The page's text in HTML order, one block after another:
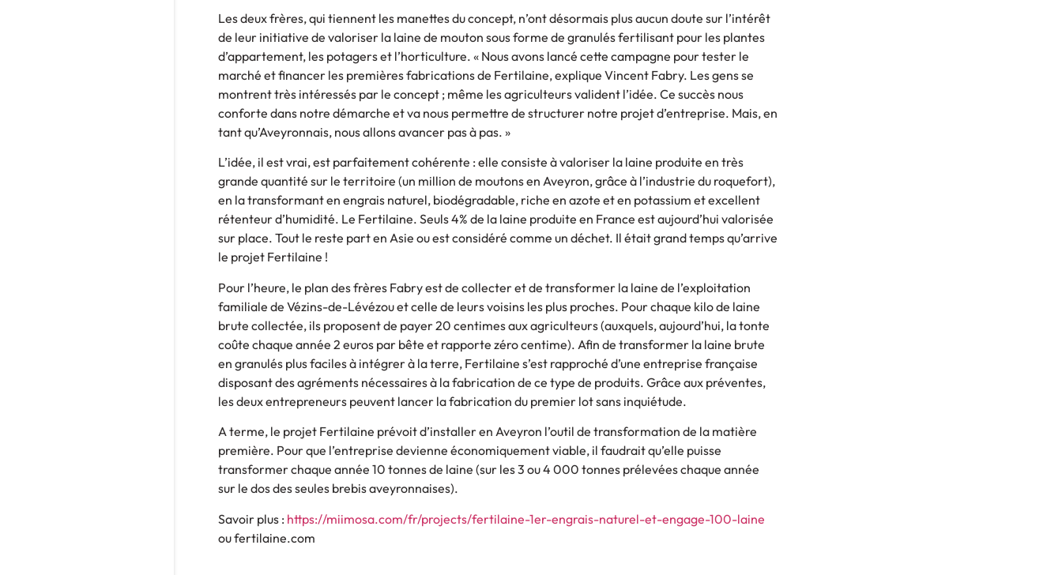
Les deux frères, qui tiennent les manettes du concept, n’ont désormais plus aucun doute sur l’intérêt
de leur initiative de valoriser la laine de mouton sous forme de granulés fertilisant pour les plantes
d’appartement, les potagers et l’horticulture. « Nous avons lancé cette campagne pour tester le
marché et financer les premières fabrications de Fertilaine, explique Vincent Fabry. Les gens se
montrent très intéressés par le concept ; même les agriculteurs valident l’idée. Ce succès nous
conforte dans notre démarche et va nous permettre de structurer notre projet d’entreprise. Mais, en
tant qu’Aveyronnais, nous allons avancer pas à pas. »
L’idée, il est vrai, est parfaitement cohérente : elle consiste à valoriser la laine produite en très
grande quantité sur le territoire (un million de moutons en Aveyron, grâce à l’industrie du roquefort),
en la transformant en engrais naturel, biodégradable, riche en azote et en potassium et excellent
rétenteur d’humidité. Le Fertilaine. Seuls 4% de la laine produite en France est aujourd’hui valorisée
sur place. Tout le reste part en Asie ou est considéré comme un déchet. Il était grand temps qu’arrive
le projet Fertilaine !
Pour l’heure, le plan des frères Fabry est de collecter et de transformer la laine de l’exploitation
familiale de Vézins-de-Lévézou et celle de leurs voisins les plus proches. Pour chaque kilo de laine
brute collectée, ils proposent de payer 20 centimes aux agriculteurs (auxquels, aujourd’hui, la tonte
coûte chaque année 2 euros par bête et rapporte zéro centime). Afin de transformer la laine brute
en granulés plus faciles à intégrer à la terre, Fertilaine s’est rapproché d’une entreprise française
disposant des agréments nécessaires à la fabrication de ce type de produits. Grâce aux préventes,
les deux entrepreneurs peuvent lancer la fabrication du premier lot sans inquiétude.
A terme, le projet Fertilaine prévoit d’installer en Aveyron l’outil de transformation de la matière
première. Pour que l’entreprise devienne économiquement viable, il faudrait qu’elle puisse
transformer chaque année 10 tonnes de laine (sur les 3 ou 4 000 tonnes prélevées chaque année
sur le dos des seules brebis aveyronnaises).
Savoir plus : https://miimosa.com/fr/projects/fertilaine-1er-engrais-naturel-et-engage-100-laine
ou fertilaine.com